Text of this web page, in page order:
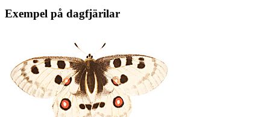
Exempel på dagfjärilar